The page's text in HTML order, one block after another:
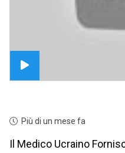
Più di un mese fa
Il Medico Ucraino